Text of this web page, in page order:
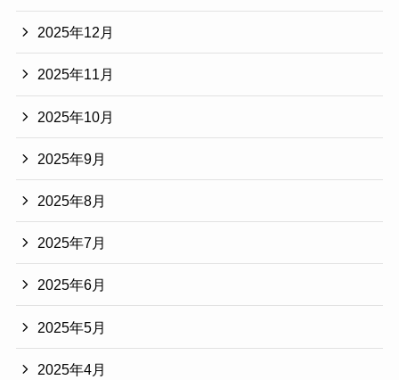
2025年12月
2025年11月
2025年10月
2025年9月
2025年8月
2025年7月
2025年6月
2025年5月
2025年4月